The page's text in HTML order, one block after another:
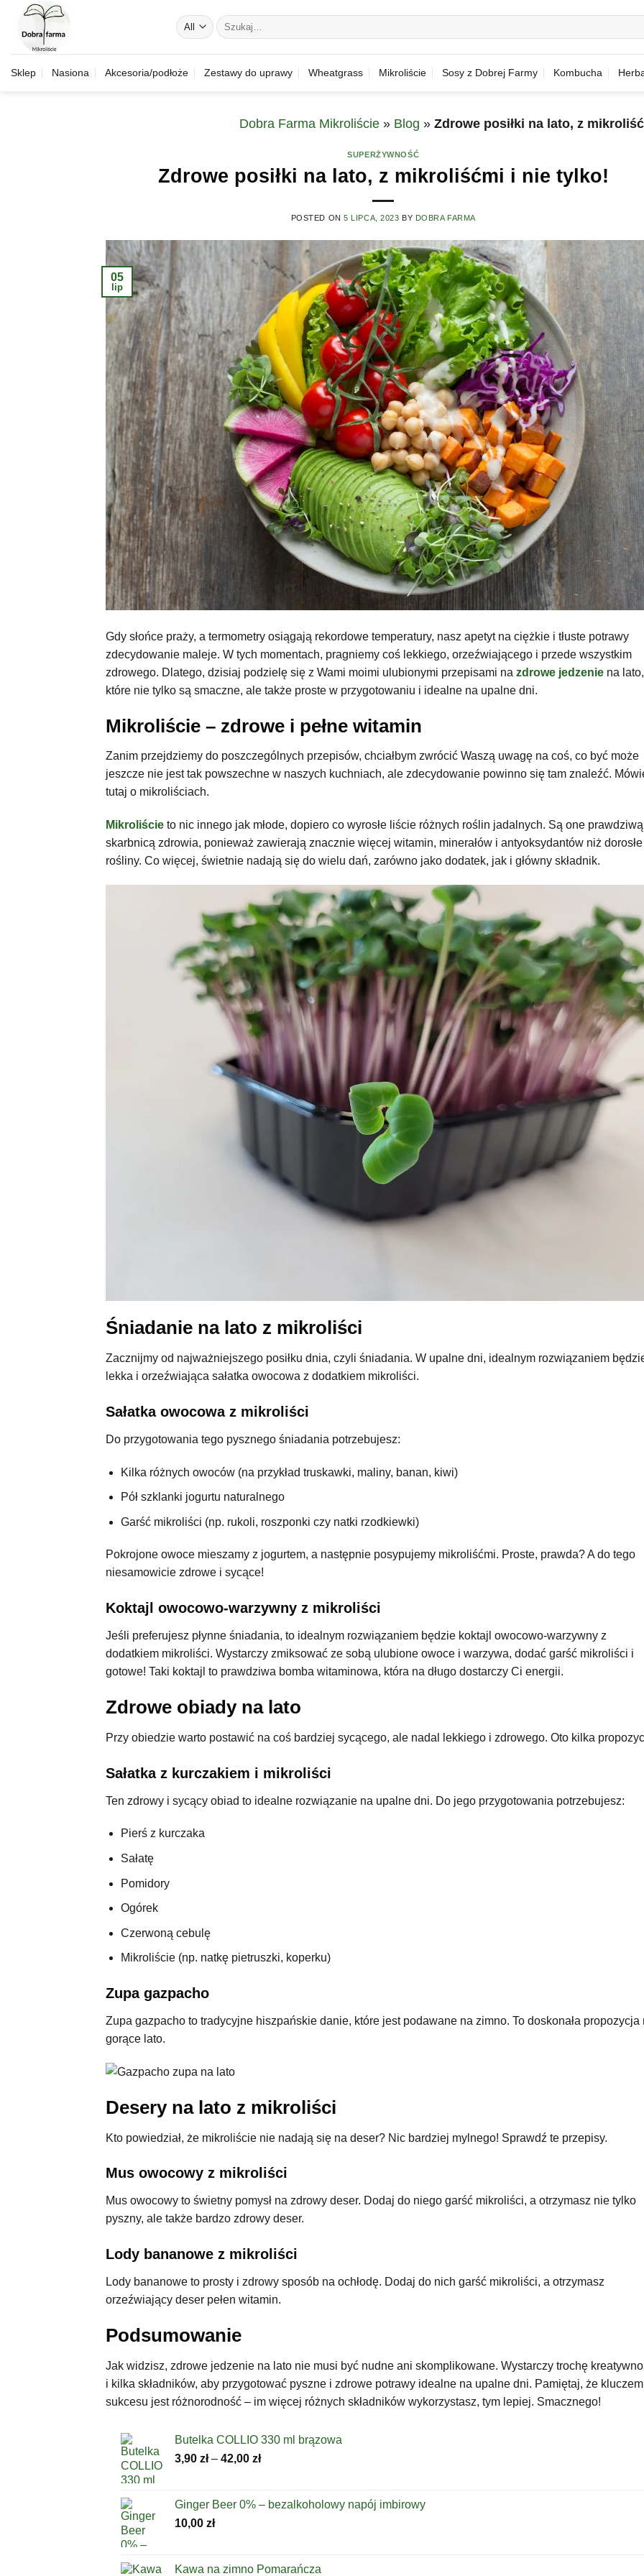
content
Szukaj:
Sklep Nasiona Akcesoria/podłoże Zestawy do uprawy Wheatgrass Mikroliście Sosy z Dobrej Farmy Kombucha
Dobra Farma Mikroliście » Blog » Zdrowe posiłki na lato, z
SUPERŻYWNOŚĆ
Zdrowe posiłki na lato, z mikroliśćmi i nie tylko!
POSTED ON5 LIPCA, 2023 BY DOBRA FARMA
05
lip
Gdy słońce praży, a termometry osiągają rekordowe temperatury, nasz apetyt na ciężkie i tłuste potrawy
zdecydowanie maleje. W tych momentach, pragniemy coś lekkiego, orzeźwiającego i przede wszystkim
zdrowego. Dlatego, dzisiaj podzielę się z Wami moimi ulubionymi przepisami na zdrowe jedzenie na lato,
które nie tylko są smaczne, ale także proste w przygotowaniu i idealne na upalne dni.
Mikroliście – zdrowe i pełne witamin
Zanim przejdziemy do poszczególnych przepisów, chciałbym zwrócić Waszą uwagę na coś, co być może
jeszcze nie jest tak powszechne w naszych kuchniach, ale zdecydowanie powinno się tam znaleźć.
tutaj o mikroliściach.
Mikroliście to nic innego jak młode, dopiero co wyrosłe liście różnych roślin jadalnych. Są one prawdziwą
skarbnicą zdrowia, ponieważ zawierają znacznie więcej witamin, minerałów i antyoksydantów niż dorosłe
rośliny. Co więcej, świetnie nadają się do wielu dań, zarówno jako dodatek, jak i główny składnik.
Śniadanie na lato z mikroliści
Zacznijmy od najważniejszego posiłku dnia, czyli śniadania. W upalne dni, idealnym rozwiązaniem
lekka i orzeźwiająca sałatka owocowa z dodatkiem mikroliści.
Sałatka owocowa z mikroliści
Do przygotowania tego pysznego śniadania potrzebujesz:
Kilka różnych owoców (na przykład truskawki, maliny, banan, kiwi)
Pół szklanki jogurtu naturalnego
Garść mikroliści (np. rukoli, roszponki czy natki rzodkiewki)
Pokrojone owoce mieszamy z jogurtem, a następnie posypujemy mikroliśćmi. Proste, prawda? A do tego
niesamowicie zdrowe i sycące!
Koktajl owocowo-warzywny z mikroliści
Jeśli preferujesz płynne śniadania, to idealnym rozwiązaniem będzie koktajl owocowo-warzywny z
dodatkiem mikroliści. Wystarczy zmiksować ze sobą ulubione owoce i warzywa, dodać garść mikroliści i
gotowe! Taki koktajl to prawdziwa bomba witaminowa, która na długo dostarczy Ci energii.
Zdrowe obiady na lato
Przy obiedzie warto postawić na coś bardziej sycącego, ale nadal lekkiego i zdrowego. Oto kilka
Sałatka z kurczakiem i mikroliści
Ten zdrowy i sycący obiad to idealne rozwiązanie na upalne dni. Do jego przygotowania potrzebujesz:
Pierś z kurczaka
Sałatę
Pomidory
Ogórek
Czerwoną cebulę
Mikroliście (np. natkę pietruszki, koperku)
Zupa gazpacho
Zupa gazpacho to tradycyjne hiszpańskie danie, które jest podawane na zimno. To doskonała propozycja
gorące lato.
Desery na lato z mikroliści
Kto powiedział, że mikroliście nie nadają się na deser? Nic bardziej mylnego! Sprawdź te przepisy.
Mus owocowy z mikroliści
Mus owocowy to świetny pomysł na zdrowy deser. Dodaj do niego garść mikroliści, a otrzymasz nie tylko
pyszny, ale także bardzo zdrowy deser.
Lody bananowe z mikroliści
Lody bananowe to prosty i zdrowy sposób na ochłodę. Dodaj do nich garść mikroliści, a otrzymasz
orzeźwiający deser pełen witamin.
Podsumowanie
Jak widzisz, zdrowe jedzenie na lato nie musi być nudne ani skomplikowane. Wystarczy trochę
i kilka składników, aby przygotować pyszne i zdrowe potrawy idealne na upalne dni. Pamiętaj, że
sukcesu jest różnorodność – im więcej różnych składników wykorzystasz, tym lepiej. Smacznego!
Butelka COLLIO 330 ml brązowa
3,90 zł – 42,00 złZakres
3,90 zł
Ginger Beer 0% – bezalkoholowy napój imbirowy
10,00 zł
Kawa na zimno Pomarańcza